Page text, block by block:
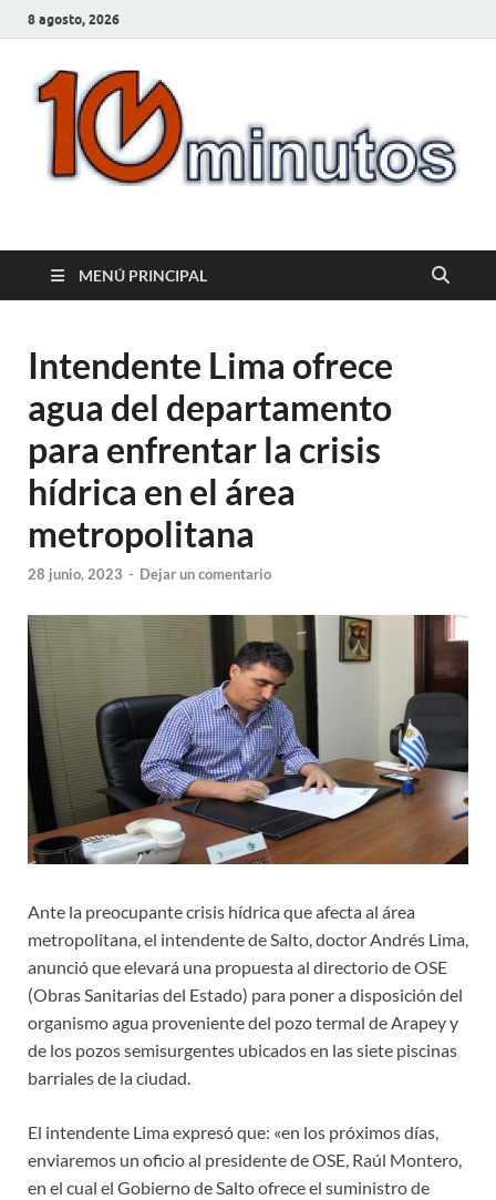
8 agosto, 2026
10minutos.com.uy
MENÚ PRINCIPAL
Intendente Lima ofrece
agua del departamento
para enfrentar la crisis
hídrica en el área
metropolitana
28 junio, 2023 - Dejar un comentario
Ante la preocupante crisis hídrica que afecta al área
metropolitana, el intendente de Salto, doctor Andrés Lima,
anunció que elevará una propuesta al directorio de OSE
(Obras Sanitarias del Estado) para poner a disposición del
organismo agua proveniente del pozo termal de Arapey y
de los pozos semisurgentes ubicados en las siete piscinas
barriales de la ciudad.
El intendente Lima expresó que: «en los próximos días,
enviaremos un oficio al presidente de OSE, Raúl Montero,
en el cual el Gobierno de Salto ofrece el suministro de